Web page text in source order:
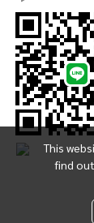
This
find